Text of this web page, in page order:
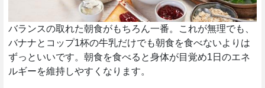
バランスの取れた朝食がもちろん一番。これが無理でも、
バナナとコップ1杯の牛乳だけでも朝食を食べないよりは
ずっといいです。朝食を食べると身体が目覚め1日のエネ
ルギーを維持しやすくなります。